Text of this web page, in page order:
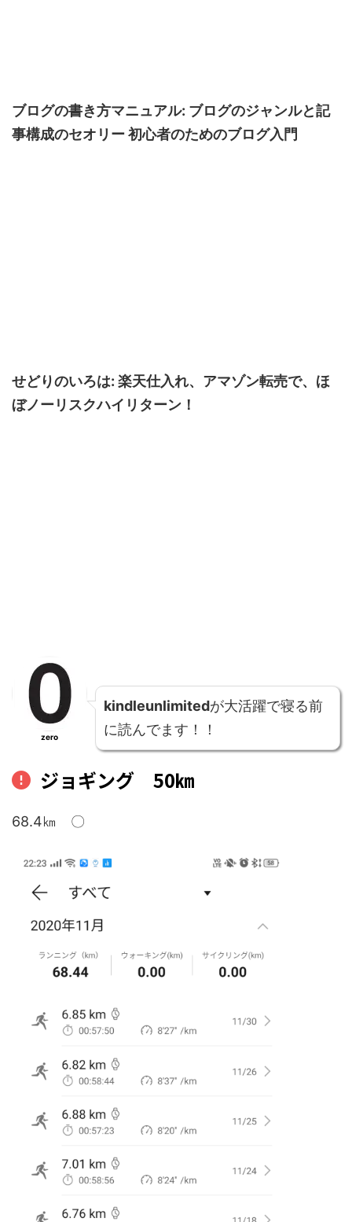
ブログの書き方マニュアル: ブログのジャンルと記
事構成のセオリー 初心者のためのブログ入門
せどりのいろは: 楽天仕入れ、アマゾン転売で、ほ
ぼノーリスクハイリターン！
zero
kindleunlimitedが大活躍で寝る前
に読んでます！！
ジョギング 50㎞
68.4㎞ 〇